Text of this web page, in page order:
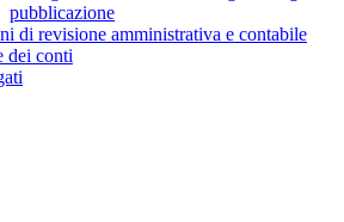
pubblicazione
di revisione amministrativa e contabile
dei conti